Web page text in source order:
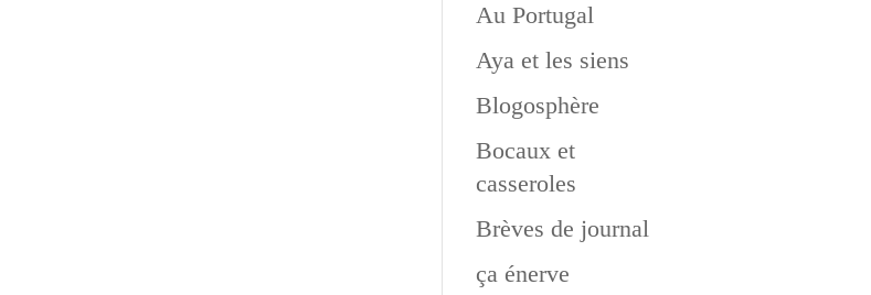
Au Portugal
Aya et les siens
Blogosphère
Bocaux et
casseroles
Brèves de journal
ça énerve